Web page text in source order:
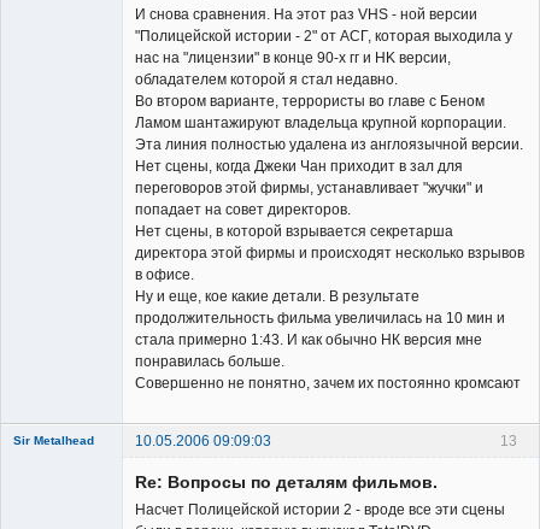
И снова сравнения. На этот раз VHS - ной версии
"Полицейской истории - 2" от АСГ, которая выходила у
нас на "лицензии" в конце 90-х гг и HK версии,
обладателем которой я стал недавно.
Во втором варианте, террористы во главе с Беном
Ламом шантажируют владельца крупной корпорации.
Эта линия полностью удалена из англоязычной версии.
Нет сцены, когда Джеки Чан приходит в зал для
переговоров этой фирмы, устанавливает "жучки" и
попадает на совет директоров.
Нет сцены, в которой взрывается секретарша
директора этой фирмы и происходят несколько взрывов
в офисе.
Ну и еще, кое какие детали. В результате
продолжительность фильма увеличилась на 10 мин и
стала примерно 1:43. И как обычно НК версия мне
понравилась больше.
Совершенно не понятно, зачем их постоянно кромсают
13
Sir Metalhead
10.05.2006 09:09:03
Re: Вопросы по деталям фильмов.
Насчет Полицейской истории 2 - вроде все эти сцены